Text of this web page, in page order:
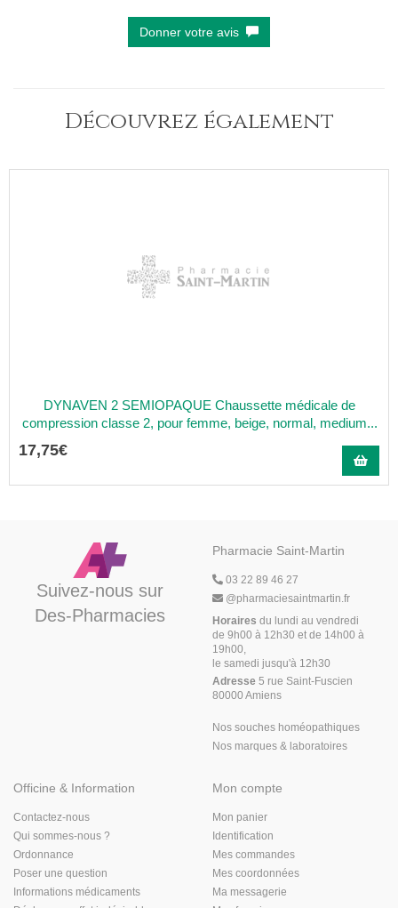
Donner votre avis
Découvrez également
DYNAVEN 2 SEMIOPAQUE Chaussette médicale de
compression classe 2, pour femme, beige, normal, medium...
17,75€
Suivez-nous sur
Des-Pharmacies
Pharmacie Saint-Martin
03 22 89 46 27
@pharmaciesaintmartin.fr
Horaires du lundi au vendredi
de 9h00 à 12h30 et de 14h00 à
19h00,
le samedi jusqu'à 12h30
Adresse 5 rue Saint-Fuscien
80000 Amiens
Nos souches homéopathiques
Nos marques & laboratoires
Officine & Information
Contactez-nous
Qui sommes-nous ?
Ordonnance
Poser une question
Informations médicaments
Mon compte
Mon panier
Identification
Mes commandes
Mes coordonnées
Ma messagerie